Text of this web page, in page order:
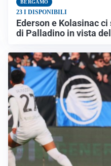
BERGAMO
23 I DISPONIBILI
Ederson e Kolasinac
di Palladino in vista